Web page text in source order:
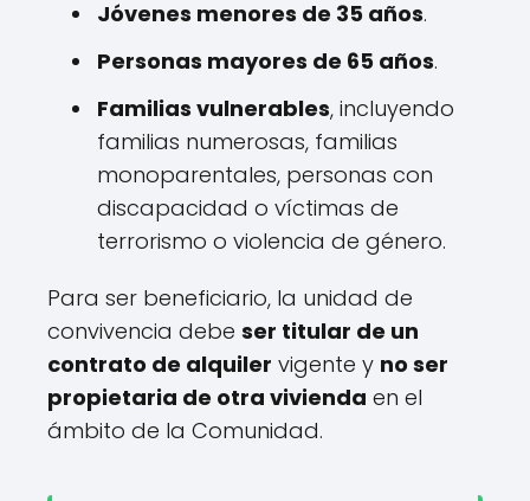
Jóvenes menores de 35 años.
Personas mayores de 65 años.
Familias vulnerables, incluyendo
familias numerosas, familias
monoparentales, personas con
discapacidad o víctimas de
terrorismo o violencia de género.
Para ser beneficiario, la unidad de
convivencia debe ser titular de un
contrato de alquiler vigente y no ser
propietaria de otra vivienda en el
ámbito de la Comunidad.